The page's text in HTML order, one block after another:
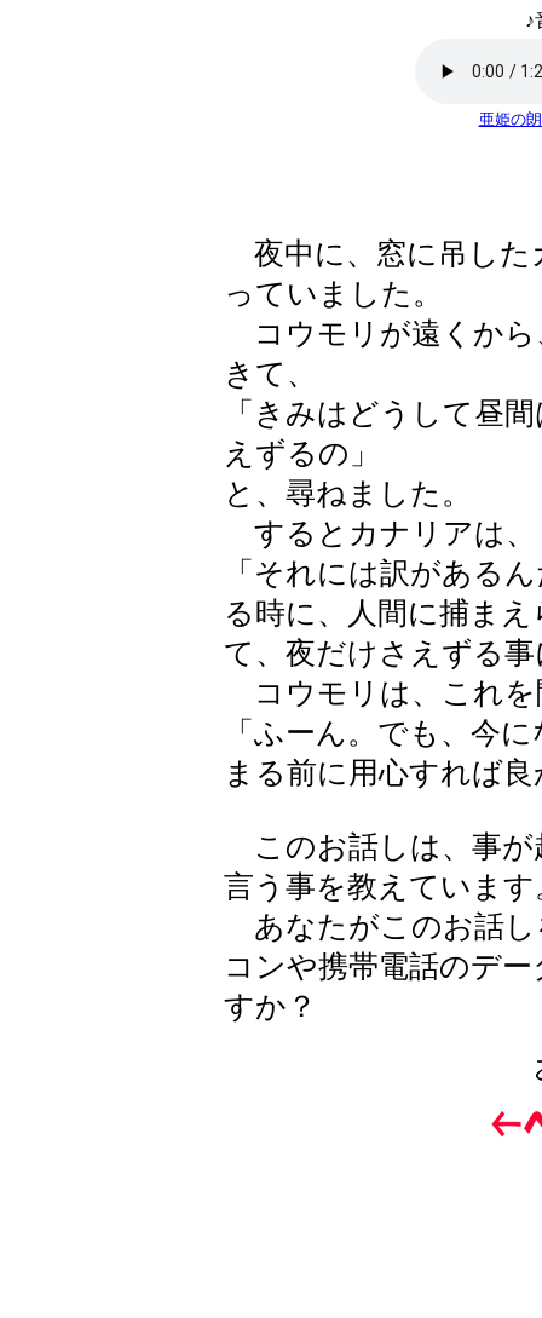
♪
亜姫の
夜中に、窓に吊した
っていました。
コウモリが遠くから
きて、
「きみはどうして昼
えずるの」
と、尋ねました。
するとカナリアは、
「それには訳がある
る時に、人間に捕ま
て、夜だけさえずる
コウモリは、これを
「ふーん。でも、今
まる前に用心すれば
このお話しは、事が
言う事を教えています
あなたがこのお話し
コンや携帯電話のデ
すか？